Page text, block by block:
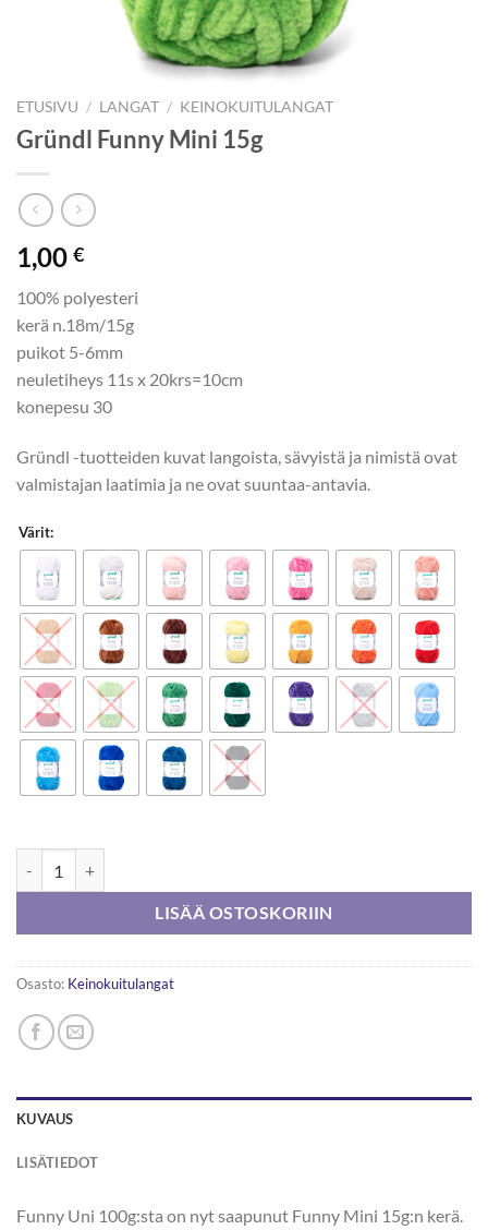
ETUSIVU / LANGAT / KEINOKUITULANGAT
Gründl Funny Mini 15g
1,00 €
100% polyesteri
kerä n.18m/15g
puikot 5-6mm
neuletiheys 11s x 20krs=10cm
konepesu 30
Gründl -tuotteiden kuvat langoista, sävyistä ja nimistä ovat
valmistajan laatimia ja ne ovat suuntaa-antavia.
Värit:
LISÄÄ OSTOSKORIIN
Osasto: Keinokuitulangat
KUVAUS
LISÄTIEDOT
Funny Uni 100g:sta on nyt saapunut Funny Mini 15g:n kerä.